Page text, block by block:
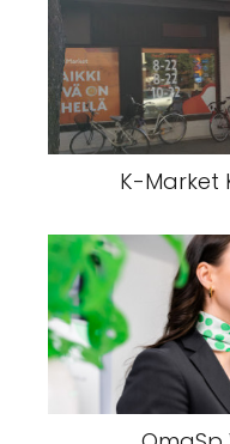
K-Market